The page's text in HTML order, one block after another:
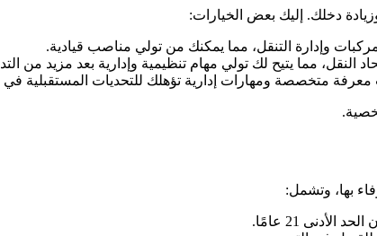
دخلك. إليك بعض الخيارات:
وإدارة التنقل، مما يمكنك من تولي مناصب قيادية.
النقل، مما يتيح لك تولي مهام تنظيمية وإدارية بعد مزيد من
متخصصة ومهارات إدارية تؤهلك للتحديات المستقبلية
بها، وتشمل:
21 عامًا.